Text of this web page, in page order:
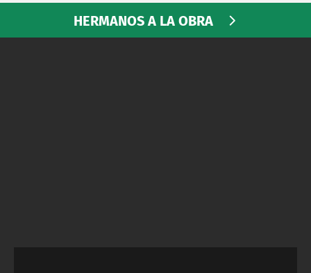
TELESERIESHERMANOS A LA OBRA